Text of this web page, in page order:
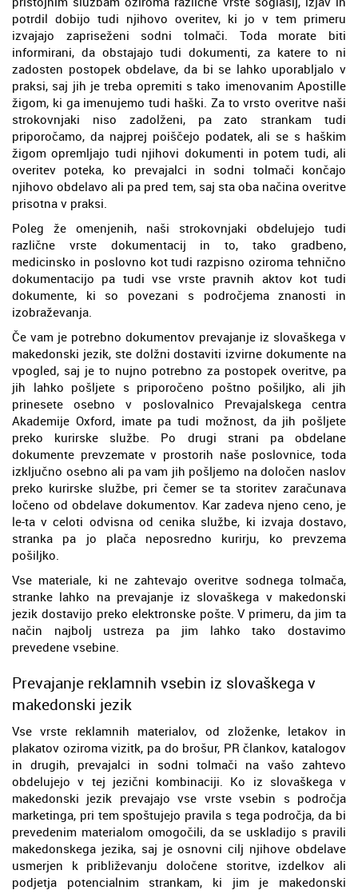
potrdil dobijo tudi njihovo overitev, ki jo v tem primeru
izvajajo zapriseženi sodni tolmači. Toda morate biti
informirani, da obstajajo tudi dokumenti, za katere to ni
zadosten postopek obdelave, da bi se lahko uporabljalo v
praksi, saj jih je treba opremiti s tako imenovanim Apostille
žigom, ki ga imenujemo tudi haški. Za to vrsto overitve naši
strokovnjaki niso zadolženi, pa zato strankam tudi
priporočamo, da najprej poiščejo podatek, ali se s haškim
žigom opremljajo tudi njihovi dokumenti in potem tudi, ali
overitev poteka, ko prevajalci in sodni tolmači končajo
njihovo obdelavo ali pa pred tem, saj sta oba načina overitve
prisotna v praksi.
Poleg že omenjenih, naši strokovnjaki obdelujejo tudi
različne vrste dokumentacij in to, tako gradbeno,
medicinsko in poslovno kot tudi razpisno oziroma tehnično
dokumentacijo pa tudi vse vrste pravnih aktov kot tudi
dokumente, ki so povezani s področjema znanosti in
izobraževanja.
Če vam je potrebno dokumentov prevajanje iz slovaškega v
makedonski jezik, ste dolžni dostaviti izvirne dokumente na
vpogled, saj je to nujno potrebno za postopek overitve, pa
jih lahko pošljete s priporočeno poštno pošiljko, ali jih
prinesete osebno v poslovalnico Prevajalskega centra
Akademije Oxford, imate pa tudi možnost, da jih pošljete
preko kurirske službe. Po drugi strani pa obdelane
dokumente prevzemate v prostorih naše poslovnice, toda
izključno osebno ali pa vam jih pošljemo na določen naslov
preko kurirske službe, pri čemer se ta storitev zaračunava
ločeno od obdelave dokumentov. Kar zadeva njeno ceno, je
le-ta v celoti odvisna od cenika službe, ki izvaja dostavo,
stranka pa jo plača neposredno kurirju, ko prevzema
pošiljko.
Vse materiale, ki ne zahtevajo overitve sodnega tolmača,
stranke lahko na prevajanje iz slovaškega v makedonski
jezik dostavijo preko elektronske pošte. V primeru, da jim ta
način najbolj ustreza pa jim lahko tako dostavimo
prevedene vsebine.
Prevajanje reklamnih vsebin iz slovaškega v
makedonski jezik
Vse vrste reklamnih materialov, od zloženke, letakov in
plakatov oziroma vizitk, pa do brošur, PR člankov, katalogov
in drugih, prevajalci in sodni tolmači na vašo zahtevo
obdelujejo v tej jezični kombinaciji. Ko iz slovaškega v
makedonski jezik prevajajo vse vrste vsebin s področja
marketinga, pri tem spoštujejo pravila s tega področja, da bi
prevedenim materialom omogočili, da se uskladijo s pravili
makedonskega jezika, saj je osnovni cilj njihove obdelave
usmerjen k približevanju določene storitve, izdelkov ali
podjetja potencialnim strankam, ki jim je makedonski